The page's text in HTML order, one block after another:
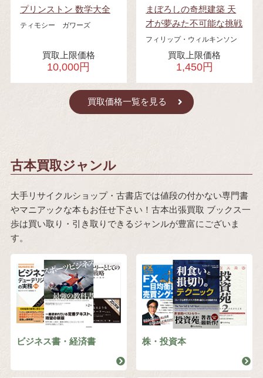
プリンストン 数学大全
ティモシー ガワーズ
買取上限価格
10,000円
まぼろしの奇想建築 天
才が夢みた不可能な挑戦
フィリップ・ウィルキンソン
買取上限価格
1,450円
買取価格一覧を見る
古本買取ジャンル
大手リサイクルショップ・古書店では値段の付かない専門書
やマニアックな本もお任せ下さい！古本出張買取 ブックス一
歩は買い取り・引き取りできるジャンルが豊富にございま
す。
ビジネス書・経済書 株・投資本